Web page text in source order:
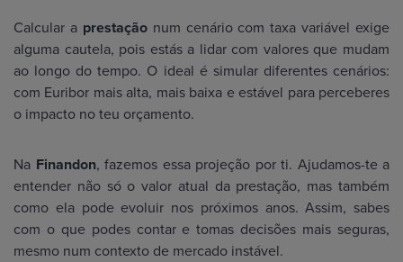
Calcular a prestação num cenário com taxa variável exige
alguma cautela, pois estás a lidar com valores que mudam
ao longo do tempo. O ideal é simular diferentes cenários:
com Euribor mais alta, mais baixa e estável para perceberes
o impacto no teu orçamento.
Na Finandon, fazemos essa projeção por ti. Ajudamos-te a
entender não só o valor atual da prestação, mas também
como ela pode evoluir nos próximos anos. Assim, sabes
com o que podes contar e tomas decisões mais seguras,
mesmo num contexto de mercado instável.